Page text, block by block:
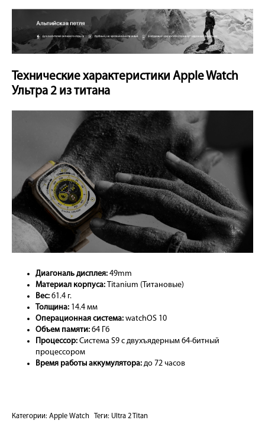
Технические характеристики Apple Watch
Ультра 2 из титана
Диагональ дисплея: 49mm
Материал корпуса: Titanium (Титановые)
Вес: 61.4 г.
Толщина: 14.4 мм
Операционная система: watchOS 10
Объем памяти: 64 Гб
Процессор: Система S9 с двухъядерным 64-битный
процессором
Время работы аккумулятора: до 72 часов
Категории: Apple Watch Теги: Ultra 2 Titan